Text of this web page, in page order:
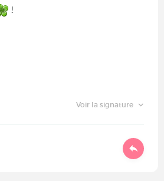
!
Voir la signature